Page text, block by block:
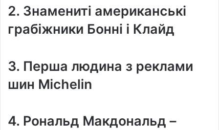
2. Знамениті американські
грабіжники Бонні і Клайд
3. Перша людина з реклами
шин Michelin
4. Рональд Макдональд –